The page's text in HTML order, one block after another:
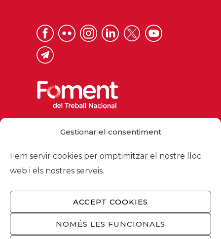
Gestionar el consentiment
Fem servir cookies per omptimitzar el nostre lloc
web i els nostres serveis.
ACCEPT COOKIES
NOMÉS LES FUNCIONALS
foment@foment.com
© 2026 - Foment del Treball Nacional
Nosaltres